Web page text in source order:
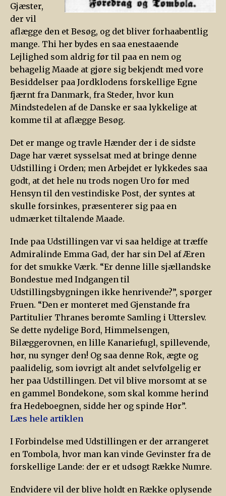
Gjæster,
der vil
aflægge den et Besøg, og det bliver forhaabentlig
mange. Thi her bydes en saa enestaaende
Lejlighed som aldrig før til paa en nem og
behagelig Maade at gjøre sig bekjendt med vore
Besiddelser paa Jordklodens forskellige Egne
fjærnt fra Danmark, fra Steder, hvor kun
Mindstedelen af de Danske er saa lykkelige at
komme til at aflægge Besøg.
Det er mange og travle Hænder der i de sidste
Dage har været sysselsat med at bringe denne
Udstilling i Orden; men Arbejdet er lykkedes saa
godt, at det hele nu trods nogen Uro før med
Hensyn til den vestindiske Post, der syntes at
skulle forsinkes, præsenterer sig paa en
udmærket tiltalende Maade.
Inde paa Udstillingen var vi saa heldige at træffe
Admiralinde Emma Gad, der har sin Del af Æren
for det smukke Værk. “Er denne lille sjællandske
Bondestue med Indgangen til
Udstillingsbygningen ikke henrivende?”, spørger
Fruen. “Den er monteret med Gjenstande fra
Partitulier Thranes berømte Samling i Utterslev.
Se dette nydelige Bord, Himmelsengen,
Bilæggerovnen, en lille Kanariefugl, spillevende,
hør, nu synger den! Og saa denne Rok, ægte og
paalidelig, som iøvrigt alt andet selvfølgelig er
her paa Udstillingen. Det vil blive morsomt at se
en gammel Bondekone, som skal komme herind
fra Hedeboegnen, sidde her og spinde Hør”.
Læs hele artiklen
I Forbindelse med Udstillingen er der arrangeret
en Tombola, hvor man kan vinde Gevinster fra de
forskellige Lande: der er et udsøgt Række Numre.
Endvidere vil der blive holdt en Række oplysende